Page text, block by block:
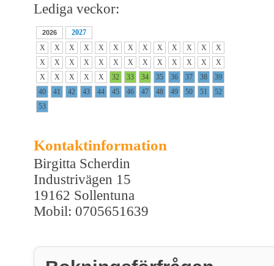
Lediga veckor:
2026
2027
X
X X X X X X X X X X X
X
X
X X X X X X X X X X X
X
X
X X X X 32 33 34 35 36 37 38
39
40
41 42 43 44 45 46 47 48 49 50 51
52
53
Kontaktinformation
Birgitta Scherdin
Industrivägen 15
19162 Sollentuna
Mobil: 0705651639